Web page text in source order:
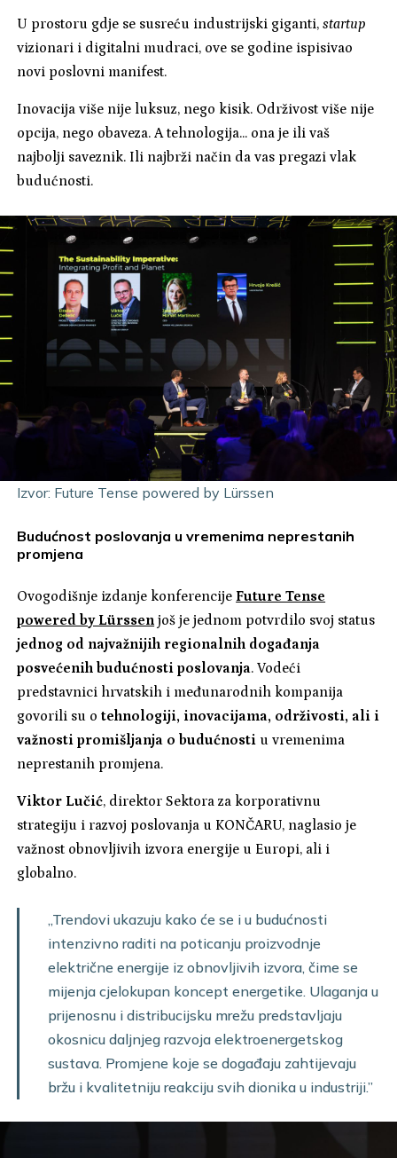
U prostoru gdje se susreću industrijski giganti,startup
vizionari i digitalni mudraci, ove se godine ispisivao
novi poslovni manifest.
Inovacija više nije luksuz, nego kisik. Održivost više nije
opcija, nego obaveza. A tehnologija... ona je ili vaš
najbolji saveznik. Ili najbrži način da vas pregazi vlak
budućnosti.
Izvor: Future Tense powered by Lürssen
Budućnost poslovanja u vremenima neprestanih
promjena
Ovogodišnje izdanje konferencije Future Tense
powered by Lürssen još je jednom potvrdilo svoj status
jednog od najvažnijih regionalnih događanja
posvećenih budućnosti poslovanja. Vodeći
predstavnici hrvatskih i međunarodnih kompanija
govorili su otehnologiji, inovacijama, održivosti, ali i
važnosti promišljanja o budućnosti u vremenima
neprestanih promjena.
Viktor Lučić, direktor Sektora za korporativnu
strategiju i razvoj poslovanja u KONČARU, naglasio je
važnost obnovljivih izvora energije u Europi, ali i
globalno.
„Trendovi ukazuju kako će se i u budućnosti
intenzivno raditi na poticanju proizvodnje
električne energije iz obnovljivih izvora, čime se
mijenja cjelokupan koncept energetike. Ulaganja u
prijenosnu i distribucijsku mrežu predstavljaju
okosnicu daljnjeg razvoja elektroenergetskog
sustava. Promjene koje se događaju zahtijevaju
bržu i kvalitetniju reakciju svih dionika u industriji.”